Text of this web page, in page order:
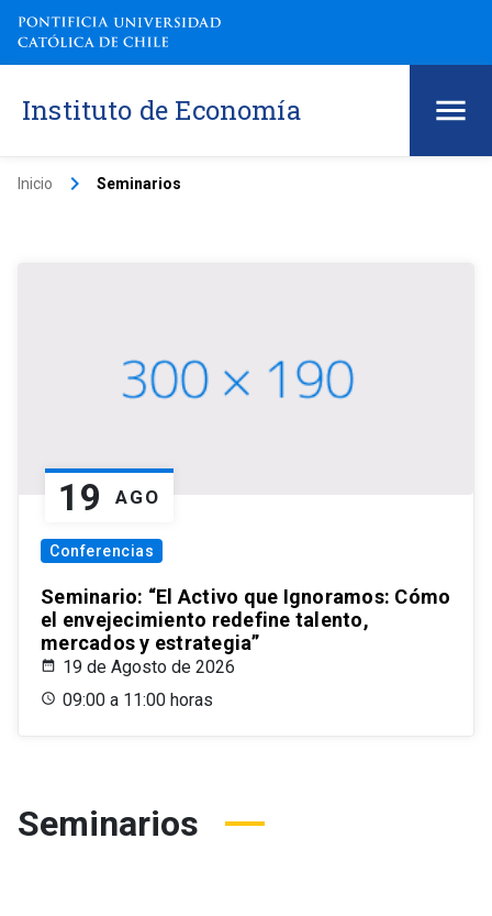
Instituto de Economía
Inicio keyboard_arrow_right Seminarios
19 AGO
Conferencias
Seminario: “El Activo que Ignoramos: Cómo
el envejecimiento redefine talento,
mercados y estrategia”
19 de Agosto de 2026
09:00 a 11:00 horas
Seminarios